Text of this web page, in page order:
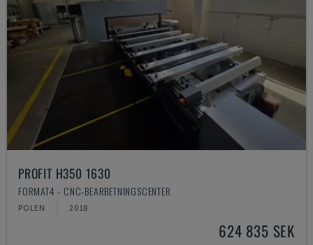
PROFIT H350 1630
FORMAT4 - CNC-BEARBETNINGSCENTER
POLEN 2018
624 835 SEK